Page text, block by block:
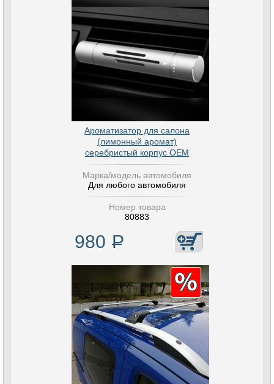
Ароматизатор для салона
(лимонный аромат)
серебристый корпус OEM
Марка/модель автомобиля
Для любого автомобиля
Номер товара
80883
980 Р